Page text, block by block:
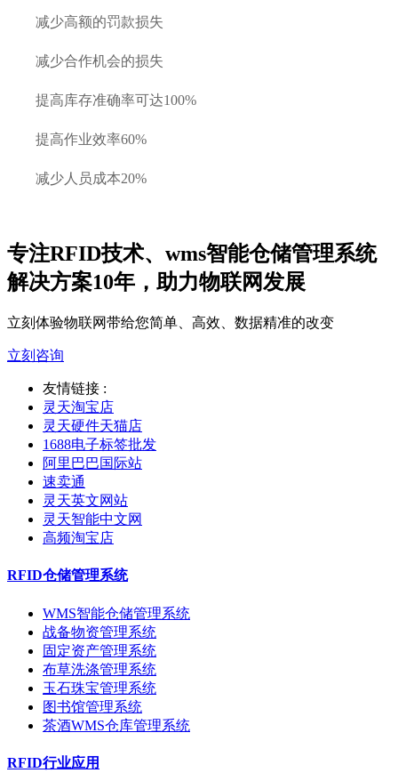
减少高额的罚款损失
减少合作机会的损失
提高库存准确率可达100%
提高作业效率60%
减少人员成本20%
专注RFID技术、wms智能仓储管理系统
解决方案10年，助力物联网发展
立刻体验物联网带给您简单、高效、数据精准的改变
立刻咨询
友情链接 :
灵天淘宝店
灵天硬件天猫店
1688电子标签批发
阿里巴巴国际站
速卖通
灵天英文网站
灵天智能中文网
高频淘宝店
RFID仓储管理系统
WMS智能仓储管理系统
战备物资管理系统
固定资产管理系统
布草洗涤管理系统
玉石珠宝管理系统
图书馆管理系统
茶酒WMS仓库管理系统
RFID行业应用